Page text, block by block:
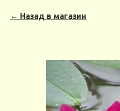
Назад в магазин